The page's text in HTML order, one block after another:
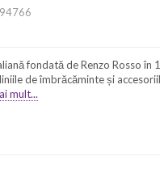
fondată de Renzo Rosso în
de îmbrăcăminte și
mult...